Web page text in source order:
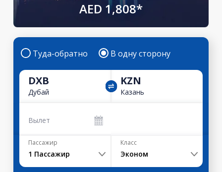
AED 1,808*
Туда-обратно В одну сторону
DXB
Дубай
KZN
Казань
Вылет
Пассажир
1 Пассажир
Класс
Эконом